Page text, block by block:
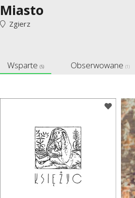
Miasto
Zgierz
Wsparte (5) Obserwowane (1)